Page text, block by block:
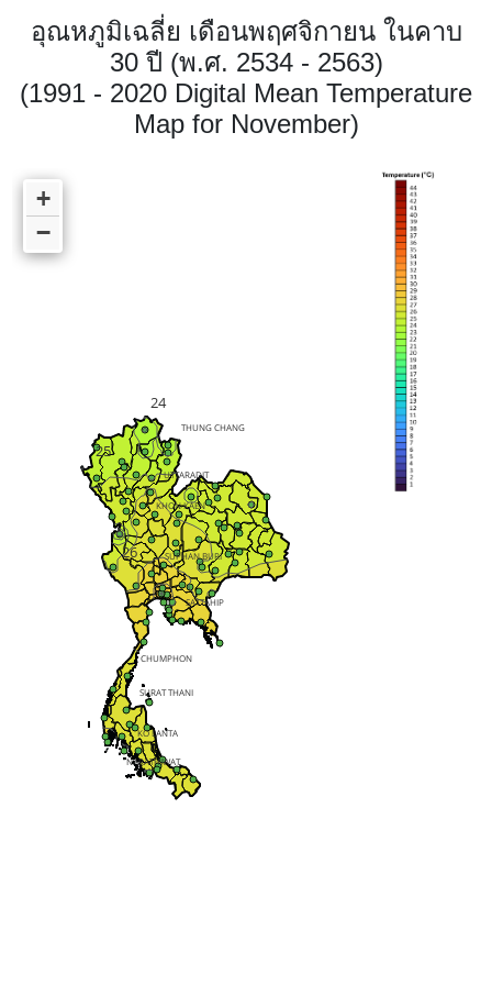
อุณหภูมิเฉลี่ย เดือนพฤศจิกายน ในคาบ
30 ปี (พ.ศ. 2534 - 2563)
(1991 - 2020 Digital Mean Temperature
Map for November)